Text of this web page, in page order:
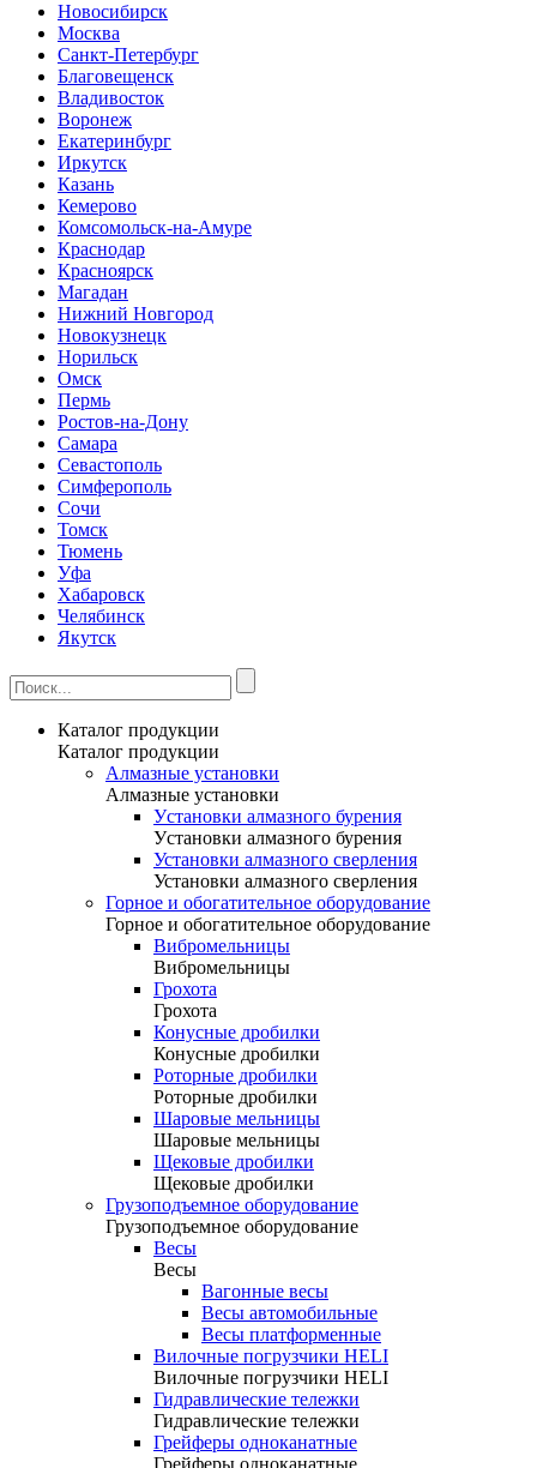
Новосибирск
Москва
Санкт-Петербург
Благовещенск
Владивосток
Воронеж
Екатеринбург
Иркутск
Казань
Кемерово
Комсомольск-на-Амуре
Краснодар
Красноярск
Магадан
Нижний Новгород
Новокузнецк
Норильск
Омск
Пермь
Ростов-на-Дону
Самара
Севастополь
Симферополь
Сочи
Томск
Тюмень
Уфа
Хабаровск
Челябинск
Якутск
Каталог продукции
Каталог продукции
Алмазные установки
Алмазные установки
Уcтановки алмазного бурения
Уcтановки алмазного бурения
Установки алмазного сверления
Установки алмазного сверления
Горное и обогатительное оборудование
Горное и обогатительное оборудование
Вибромельницы
Вибромельницы
Грохота
Грохота
Конусные дробилки
Конусные дробилки
Роторные дробилки
Роторные дробилки
Шаровые мельницы
Шаровые мельницы
Щековые дробилки
Щековые дробилки
Грузоподъемное оборудование
Грузоподъемное оборудование
Весы
Весы
Вагонные весы
Весы автомобильные
Весы платформенные
Вилочные погрузчики HELI
Вилочные погрузчики HELI
Гидравлические тележки
Гидравлические тележки
Грейферы одноканатные
Грейферы одноканатные